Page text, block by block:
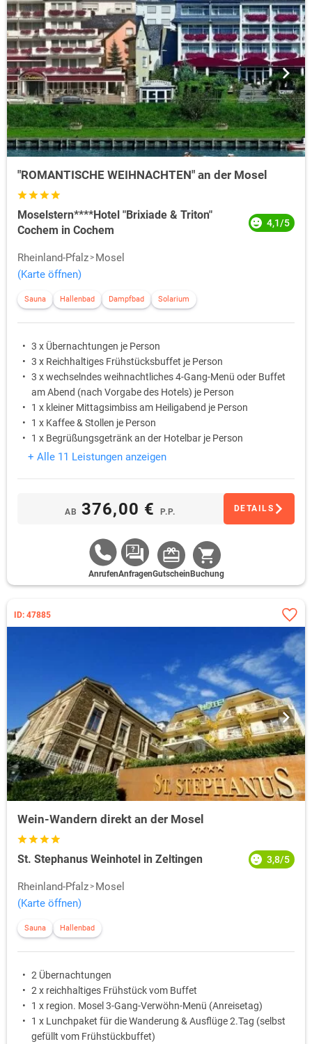
"ROMANTISCHE WEIHNACHTEN" an der Mosel
Moselstern****Hotel "Brixiade & Triton"
Cochem in Cochem
4,1/5
Rheinland-Pfalz
Mosel
(Karte öffnen)
Sauna Hallenbad Dampfbad Solarium
3 x Übernachtungen je Person
3 x Reichhaltiges Frühstücksbuffet je Person
3 x wechselndes weihnachtliches 4-Gang-Menü oder Buffet
am Abend (nach Vorgabe des Hotels) je Person
1 x kleiner Mittagsimbiss am Heiligabend je Person
1 x Kaffee & Stollen je Person
1 x Begrüßungsgetränk an der Hotelbar je Person
+ Alle 11 Leistungen anzeigen
AB 376,00 € P.P. DETAILS
AnrufenAnfragenGutschein Buchung
ID: 47885
Wein-Wandern direkt an der Mosel
St. Stephanus Weinhotel in Zeltingen 3,8/5
Rheinland-Pfalz
Mosel
(Karte öffnen)
Sauna Hallenbad
2 Übernachtungen
2 x reichhaltiges Frühstück vom Buffet
1 x region. Mosel 3-Gang-Verwöhn-Menü (Anreisetag)
1 x Lunchpaket für die Wanderung & Ausflüge 2.Tag (selbst
gefüllt vom Frühstückbuffet)